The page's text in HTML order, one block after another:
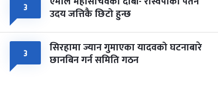
३ उदय जत्तिकै छिटो हुन्छ
३ सिरहामा ज्यान गुमाएका यादवको घटनाबारे
छानबिन गर्न समिति गठन